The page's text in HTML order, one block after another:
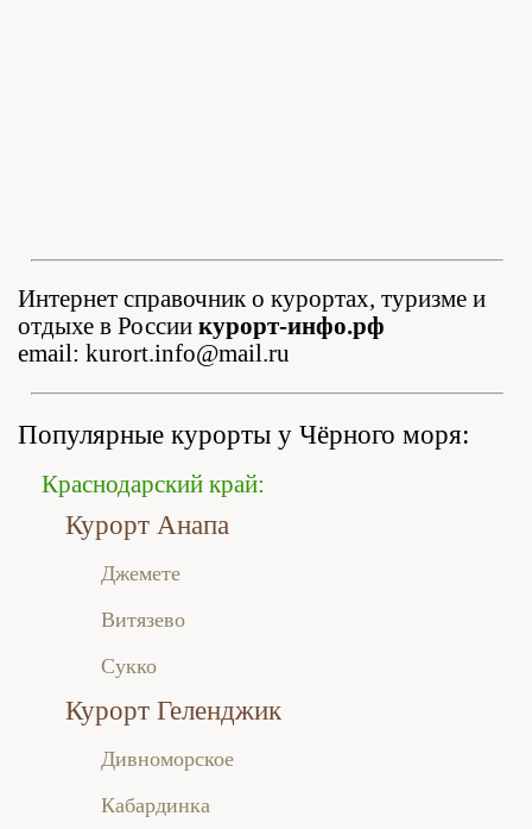
Интернет справочник о курортах, туризме и
отдыхе в России курорт-инфо.рф
email: kurort.info@mail.ru
Популярные курорты у Чёрного моря:
Краснодарский край:
Курорт Анапа
Джемете
Витязево
Сукко
Курорт Геленджик
Дивноморское
Кабардинка